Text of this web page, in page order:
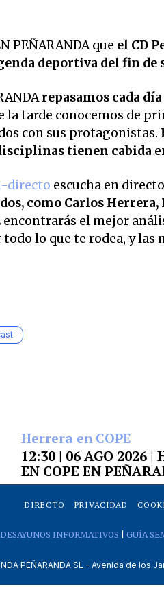
PEÑARANDA que el CD
deportiva del fin de
repasamos cada
la tarde conocemos de
con sus protagonistas.
tienen cabida
directo escucha en
como Carlos Herrera,
encontrarás el mejor
lo que te rodea, y las
Herrera en COPE
12:30 | 06 AGO 2026 |
EN COPE EN
DIRECTO PRIVACIDAD
DESAYUNOS INFORMATIVOS GUÍA
PEÑARANDA SL - Avenida de los